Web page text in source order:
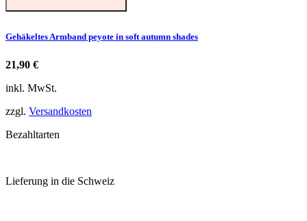
Gehäkeltes Armband peyote in soft autumn shades
21,90 €
inkl. MwSt.
zzgl. Versandkosten
Bezahltarten
Lieferung in die Schweiz